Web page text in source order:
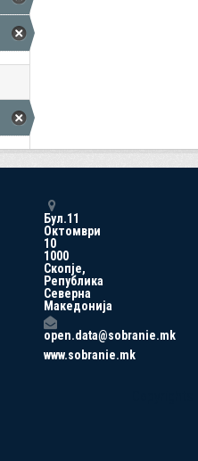
Бул.11
Октомври
10
1000
Скопје,
Република
Северна
Македонија
open.data@sobranie.mk
www.sobranie.mk